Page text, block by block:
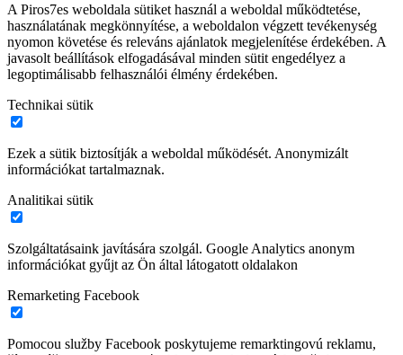
A Piros7es weboldala sütiket használ a weboldal működtetése,
használatának megkönnyítése, a weboldalon végzett tevékenység
nyomon követése és releváns ajánlatok megjelenítése érdekében. A
javasolt beállítások elfogadásával minden sütit engedélyez a
legoptimálisabb felhasználói élmény érdekében.
Technikai sütik
Ezek a sütik biztosítják a weboldal működését. Anonymizált
információkat tartalmaznak.
Analitikai sütik
Szolgáltatásaink javítására szolgál. Google Analytics anonym
információkat gyűjt az Ön által látogatott oldalakon
Remarketing Facebook
Pomocou služby Facebook poskytujeme remarktingovú reklamu,